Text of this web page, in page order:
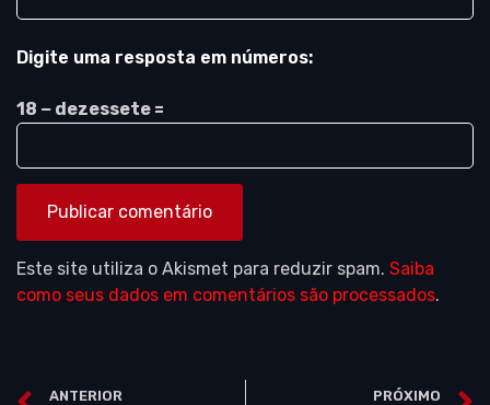
Digite uma resposta em números:
18 − dezessete =
Este site utiliza o Akismet para reduzir spam. Saiba
como seus dados em comentários são processados.
ANTERIOR PRÓXIMO